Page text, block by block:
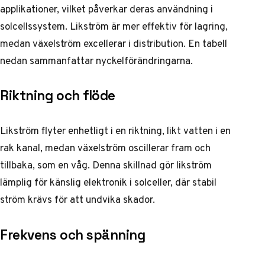
applikationer, vilket påverkar deras användning i
solcellssystem. Likström är mer effektiv för lagring,
medan växelström excellerar i distribution. En tabell
nedan sammanfattar nyckelförändringarna.
Riktning och flöde
Likström flyter enhetligt i en riktning, likt vatten i en
rak kanal, medan växelström oscillerar fram och
tillbaka, som en våg. Denna skillnad gör likström
lämplig för känslig elektronik i solceller, där stabil
ström krävs för att undvika skador.
Frekvens och spänning